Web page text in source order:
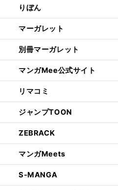
りぼん
マーガレット
別冊マーガレット
マンガMee公式サイト
リマコミ
ジャンプTOON
ZEBRACK
マンガMeets
S-MANGA